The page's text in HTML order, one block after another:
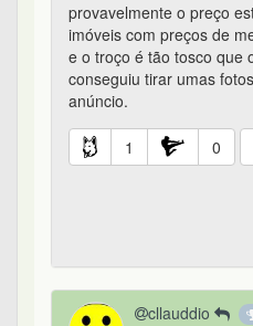
provavelmente o preço
imóveis com preços de
e o troço é tão tosco que
conseguiu tirar umas
anúncio.
1 0
cllauddio